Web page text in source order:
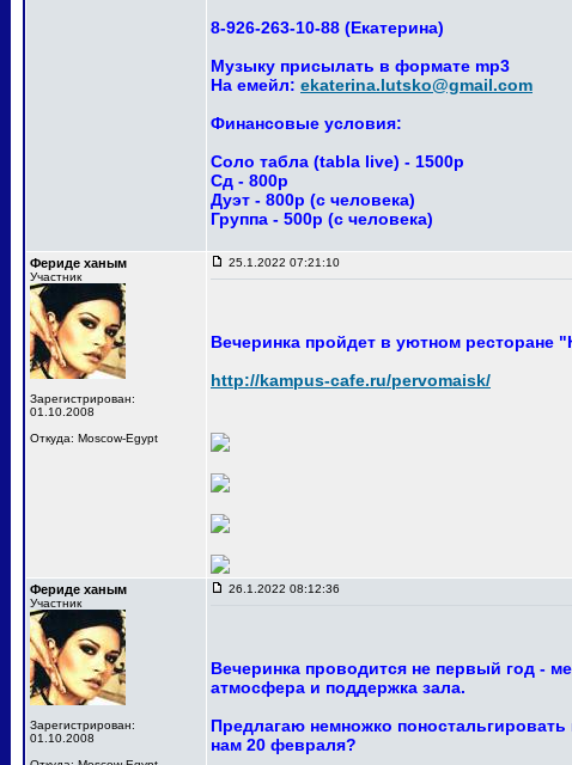
8-926-263-10-88 (Екатерина)
Музыку присылать в формате mp3
На емейл: ekaterina.lutsko@gmail.com
Финансовые условия:
Соло табла (tabla live) - 1500р
Сд - 800р
Дуэт - 800р (с человека)
Группа - 500р (с человека)
Фериде ханым
Участник
Зарегистрирован:
01.10.2008
Откуда: Moscow-Egypt
25.1.2022 07:21:10
Вечеринка пройдет в уютном ресторане
http://kampus-cafe.ru/pervomaisk/
Фериде ханым
Участник
Зарегистрирован:
01.10.2008
26.1.2022 08:12:36
Вечеринка проводится не первый год -
атмосфера и поддержка зала.
Предлагаю немножко
нам 20 февраля?